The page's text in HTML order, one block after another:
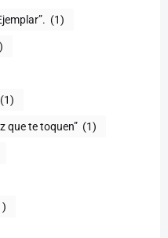
(1)
(1)
que te toquen” (1)